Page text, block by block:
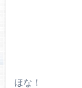
ほな！